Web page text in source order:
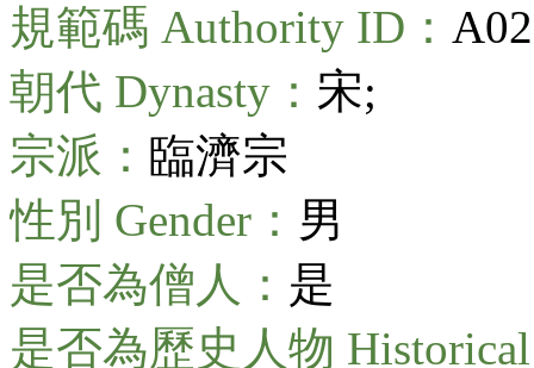
規範碼 Authority ID：
朝代 Dynasty： 宋;
宗派： 臨濟宗
性別 Gender： 男
是否為僧人： 是
是否為歷史人物 Historical